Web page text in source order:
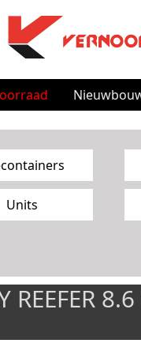
Units
REEFER